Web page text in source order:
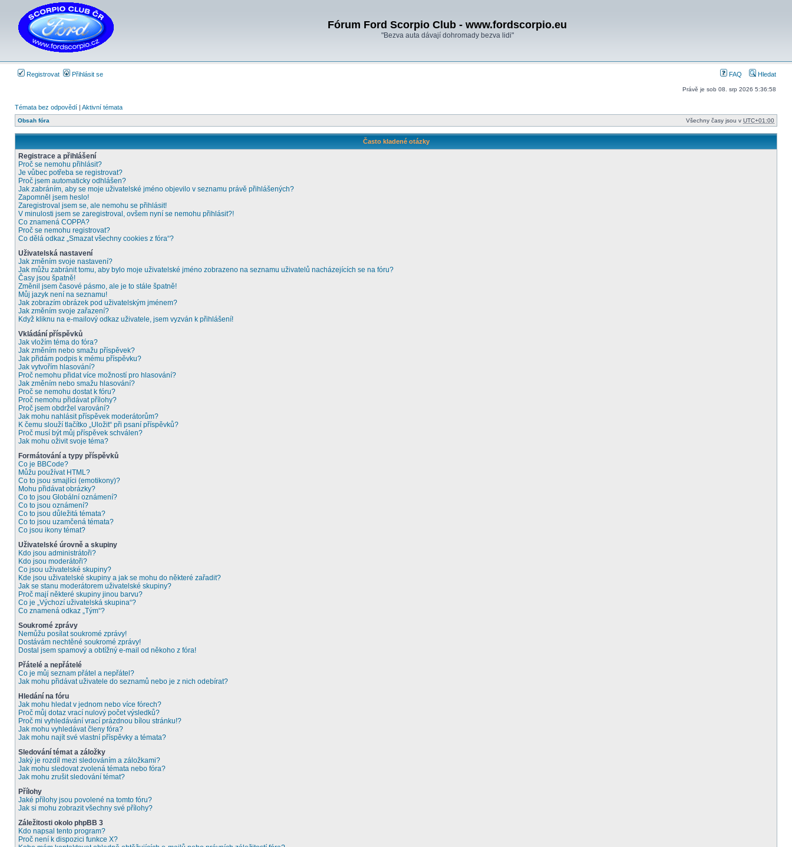
Fórum Ford Scorpio Club - www.fordscorpio.eu
"Bezva auta dávají dohromady bezva lidi"
Registrovat Přihlásit se FAQ Hledat
Právě je sob 08. srp 2026 5:36:58
Témata bez odpovědí | Aktivní témata
Obsah fóra Všechny časy jsou v UTC+01:00
Často kladené otázky
Registrace a přihlášení
Proč se nemohu přihlásit?
Je vůbec potřeba se registrovat?
Proč jsem automaticky odhlášen?
Jak zabráním, aby se moje uživatelské jméno objevilo v seznamu právě přihlášených?
Zapomněl jsem heslo!
Zaregistroval jsem se, ale nemohu se přihlásit!
V minulosti jsem se zaregistroval, ovšem nyní se nemohu přihlásit?!
Co znamená COPPA?
Proč se nemohu registrovat?
Co dělá odkaz „Smazat všechny cookies z fóra“?
Uživatelská nastavení
Jak změním svoje nastavení?
Jak můžu zabránit tomu, aby bylo moje uživatelské jméno zobrazeno na seznamu uživatelů nacházejících se na fóru?
Časy jsou špatně!
Změnil jsem časové pásmo, ale je to stále špatně!
Můj jazyk není na seznamu!
Jak zobrazím obrázek pod uživatelským jménem?
Jak změním svoje zařazení?
Když kliknu na e-mailový odkaz uživatele, jsem vyzván k přihlášení!
Vkládání příspěvků
Jak vložím téma do fóra?
Jak změním nebo smažu příspěvek?
Jak přidám podpis k mému příspěvku?
Jak vytvořím hlasování?
Proč nemohu přidat více možností pro hlasování?
Jak změním nebo smažu hlasování?
Proč se nemohu dostat k fóru?
Proč nemohu přidávat přílohy?
Proč jsem obdržel varování?
Jak mohu nahlásit příspěvek moderátorům?
K čemu slouží tlačítko „Uložit“ při psaní příspěvků?
Proč musí být můj příspěvek schválen?
Jak mohu oživit svoje téma?
Formátování a typy příspěvků
Co je BBCode?
Můžu používat HTML?
Co to jsou smajlíci (emotikony)?
Mohu přidávat obrázky?
Co to jsou Globální oznámení?
Co to jsou oznámení?
Co to jsou důležitá témata?
Co to jsou uzamčená témata?
Co jsou ikony témat?
Uživatelské úrovně a skupiny
Kdo jsou administrátoři?
Kdo jsou moderátoři?
Co jsou uživatelské skupiny?
Kde jsou uživatelské skupiny a jak se mohu do některé zařadit?
Jak se stanu moderátorem uživatelské skupiny?
Proč mají některé skupiny jinou barvu?
Co je „Výchozí uživatelská skupina“?
Co znamená odkaz „Tým“?
Soukromé zprávy
Nemůžu posílat soukromé zprávy!
Dostávám nechtěné soukromé zprávy!
Dostal jsem spamový a obtížný e-mail od někoho z fóra!
Přátelé a nepřátelé
Co je můj seznam přátel a nepřátel?
Jak mohu přidávat uživatele do seznamů nebo je z nich odebírat?
Hledání na fóru
Jak mohu hledat v jednom nebo více fórech?
Proč můj dotaz vrací nulový počet výsledků?
Proč mi vyhledávání vrací prázdnou bílou stránku!?
Jak mohu vyhledávat členy fóra?
Jak mohu najít své vlastní příspěvky a témata?
Sledování témat a záložky
Jaký je rozdíl mezi sledováním a záložkami?
Jak mohu sledovat zvolená témata nebo fóra?
Jak mohu zrušit sledování témat?
Přílohy
Jaké přílohy jsou povolené na tomto fóru?
Jak si mohu zobrazit všechny své přílohy?
Záležitosti okolo phpBB 3
Kdo napsal tento program?
Proč není k dispozici funkce X?